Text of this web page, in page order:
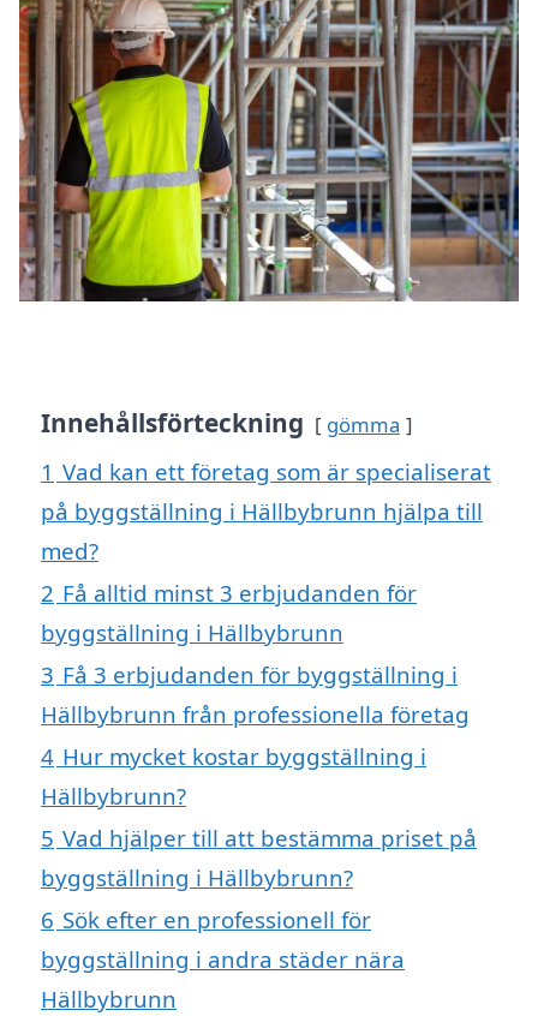
Innehållsförteckning gömma
1 Vad kan ett företag som är specialiserat
på byggställning i Hällbybrunn hjälpa till
med?
2 Få alltid minst 3 erbjudanden för
byggställning i Hällbybrunn
3 Få 3 erbjudanden för byggställning i
Hällbybrunn från professionella företag
4 Hur mycket kostar byggställning i
Hällbybrunn?
5 Vad hjälper till att bestämma priset på
byggställning i Hällbybrunn?
6 Sök efter en professionell för
byggställning i andra städer nära
Hällbybrunn